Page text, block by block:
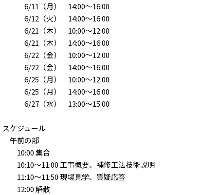
6/11（月） 14:00～16:00
6/12（火） 14:00～16:00
6/21（木） 10:00～12:00
6/21（木） 14:00～16:00
6/22（金） 10:00～12:00
6/22（金） 14:00～16:00
6/25（月） 10:00～12:00
6/25（月） 14:00～16:00
6/27（水） 13:00～15:00
スケジュール
午前の部
10:00 集合
10:10～11:00 工事概要、補修工法技術説明
11:10～11:50 現場見学、質疑応答
12:00 解散